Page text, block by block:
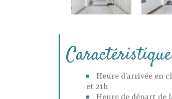
Heure d’arrivée en
et 21h